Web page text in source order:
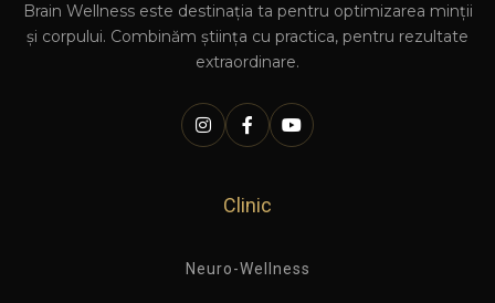
Brain Wellness este destinația ta pentru optimizarea minții
și corpului. Combinăm știința cu practica, pentru rezultate
extraordinare.
Clinic
Neuro-Wellness